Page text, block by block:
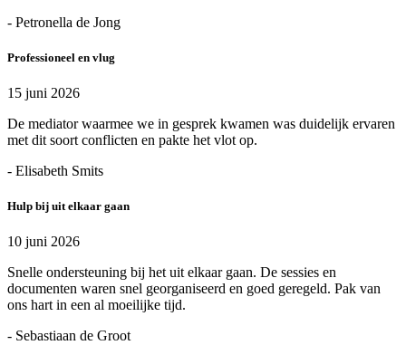
- Petronella de Jong
Professioneel en vlug
15 juni 2026
De mediator waarmee we in gesprek kwamen was duidelijk ervaren
met dit soort conflicten en pakte het vlot op.
- Elisabeth Smits
Hulp bij uit elkaar gaan
10 juni 2026
Snelle ondersteuning bij het uit elkaar gaan. De sessies en
documenten waren snel georganiseerd en goed geregeld. Pak van
ons hart in een al moeilijke tijd.
- Sebastiaan de Groot